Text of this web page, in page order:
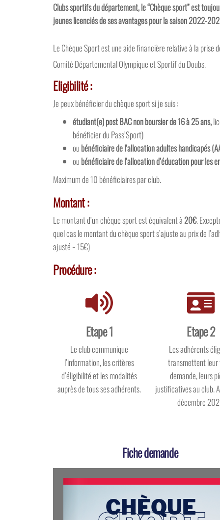
Clubs sportifs du département, le “Chèque sport” est
jeunes licenciés de ses avantages pour la saison 2022-
Le Chèque Sport est une aide financière relative à la
Comité Départemental Olympique et Sportif du Doubs.
Eligibilité :
Je peux bénéficier du chèque sport si je suis :
étudiant(e) post BACnon boursierde 16 à 25 ans,
bénéficier du Pass’Sport)
ou bénéficiaire de l’allocation adultes handicapés
ou bénéficiaire de l’allocation d’éducation pour les
Maximum de 10 bénéficiaires par club.
Montant :
Le montant d’un chèque sport est équivalent à 20€.
quel cas le montant du chèque sport s’ajuste au prix de
ajusté = 15€)
Procédure :
Etape 1
Le club communique
l’information, les critères
d’éligibilité et les modalités
auprès de tous ses adhérents.
Etape 2
Les adhérents
transmettent
demande, leurs
justificatives au club.
décembre
Fiche demande